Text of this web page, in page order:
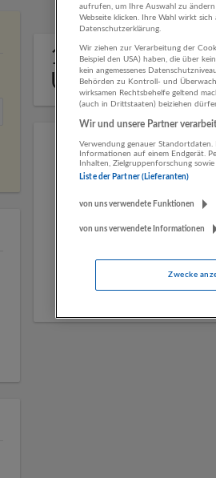
1 Einkauf,
Unternehmen
LUGSTEIN
Bergheim
Sonstige
Werbung
aufrufen, um Ihre Auswahl zu
Webseite klicken. Ihre Wahl wirkt
Datenschutzerklärung.
Wir ziehen zur Verarbeitung der
Beispiel den USA) haben, die über
kein angemessenes
Behörden zu Kontroll- und
wirksamen Rechtsbehelfe geltend
(auch in Drittstaaten) beiziehen
Wir und unsere Partner
Verwendung genauer
Informationen auf einem Endgerät.
Inhalten, Zielgruppenforschung
Liste der Partner (Lieferanten)
von uns verwendete Funktionen
von uns verwendete Informationen
Zwecke